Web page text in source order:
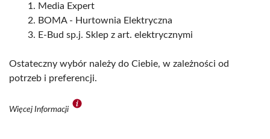
Media Expert
BOMA - Hurtownia Elektryczna
E-Bud sp.j. Sklep z art. elektrycznymi
Ostateczny wybór należy do Ciebie, w zależności od
potrzeb i preferencji.
Więcej Informacji